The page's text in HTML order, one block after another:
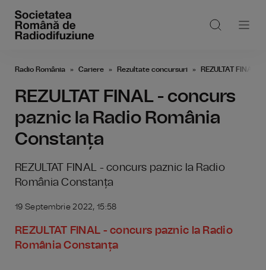
Radio România Cariere Rezultate concursuri REZULTAT FINAL
REZULTAT FINAL - concurs
paznic la Radio România
Constanța
REZULTAT FINAL - concurs paznic la Radio
România Constanța
19 Septembrie 2022, 15:58
REZULTAT FINAL - concurs paznic la Radio
România Constanța